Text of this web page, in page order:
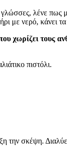
λένε πως
με νερό, κάνει
χωρίζει τους
πιστόλι.
την σκέψη.